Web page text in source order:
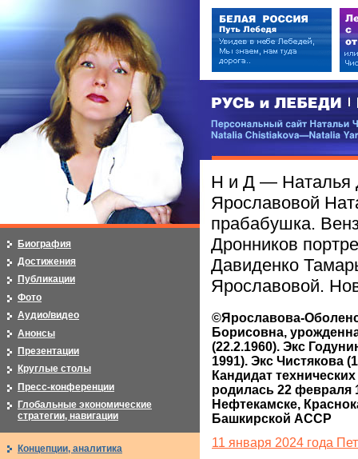
РУСЬ и ЛЕБЕДИ | RUSI —
Персональный сайт Натальи
Н и Д — Наталья
Ярославовой
прабабушка.
Дронников
Давиденко
Ярославовой.
©Ярославова-
Борисовна,
(22.2.1960). Экс
1991). Экс Чистякова
Кандидат
родилась 22 февраля
Нефтекамске,
Башкирской АССР
11 января 2024 года
Биография
Достижения
Публикации
Фото
Аудио/видео
Анонсы
Презентации
Круглые столы
Пресс-конференции
Глобальные экономические
стратегии, навигации
Концепции, аналитика